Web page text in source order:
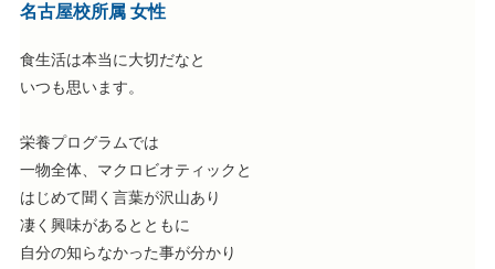
名古屋校所属 女性
食生活は本当に大切だなと
いつも思います。
栄養プログラムでは
一物全体、マクロビオティックと
はじめて聞く言葉が沢山あり
凄く興味があるとともに
自分の知らなかった事が分かり